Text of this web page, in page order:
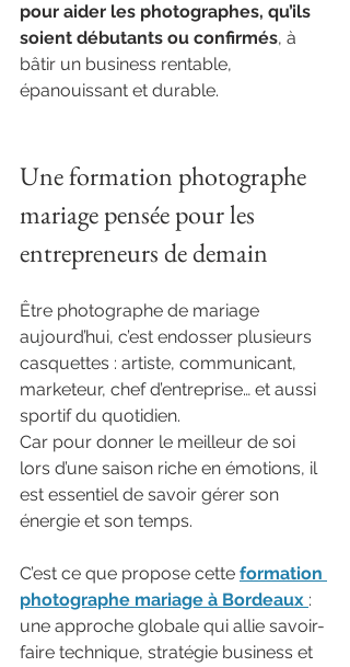
pour aider les photographes, qu’ils
soient débutants ou confirmés, à
bâtir un business rentable,
épanouissant et durable.
Une formation photographe
mariage pensée pour les
entrepreneurs de demain
Être photographe de mariage
aujourd’hui, c’est endosser plusieurs
casquettes : artiste, communicant,
marketeur, chef d’entreprise… et aussi
sportif du quotidien.
Car pour donner le meilleur de soi
lors d’une saison riche en émotions, il
est essentiel de savoir gérer son
énergie et son temps.
C’est ce que propose cette formation
photographe mariage à Bordeaux :
une approche globale qui allie savoir-
faire technique, stratégie business et